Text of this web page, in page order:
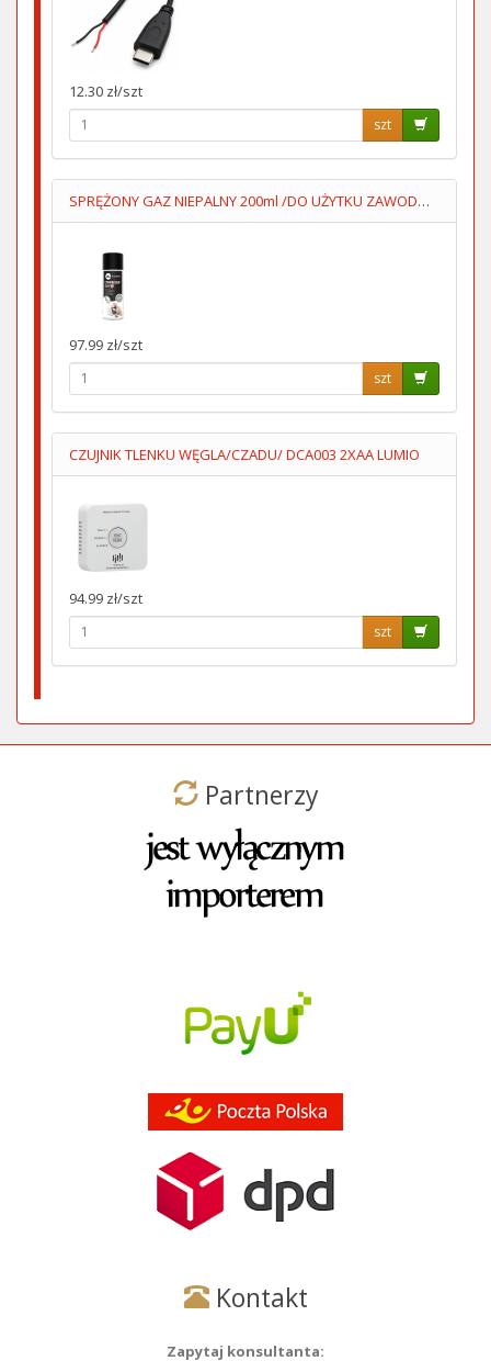
12.30 zł/szt
szt
SPRĘŻONY GAZ NIEPALNY 200ml /DO UŻYTKU ZAWODOWEGO/
97.99 zł/szt
szt
CZUJNIK TLENKU WĘGLA/CZADU/ DCA003 2XAA LUMIO
94.99 zł/szt
szt
Partnerzy
Kontakt
Zapytaj konsultanta: